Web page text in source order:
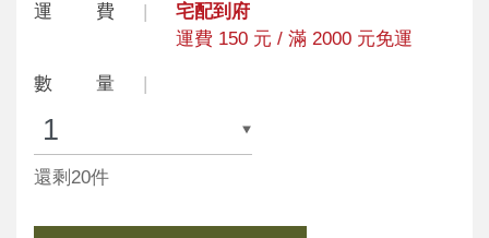
運 費
宅配到府
運費 150 元 / 滿 2000 元免運
數 量
還剩20件